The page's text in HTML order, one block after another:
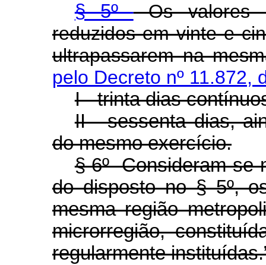
§ 5ºOs valores
reduzidos em vinte e
ultrapassarem na
pelo Decreto nº 11.872,
I - trinta dias
II - sessenta dias,
do mesmo exercício.
§ 6º Consideram-se
do disposto no § 5º,
mesma região
microrregião,
regularmente